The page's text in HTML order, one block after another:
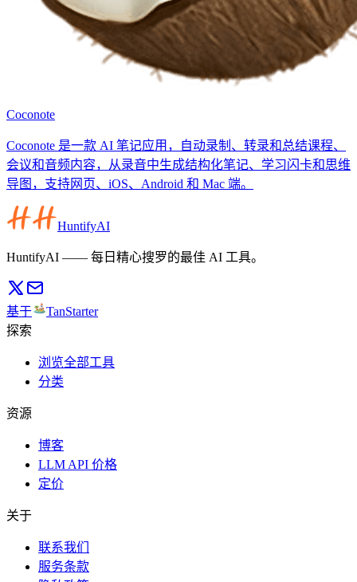
Coconote
Coconote 是一款 AI 笔记应用，自动录制、转录和总结课程、
会议和音频内容，从录音中生成结构化笔记、学习闪卡和思维
导图，支持网页、iOS、Android 和 Mac 端。
HuntifyAI
HuntifyAI —— 每日精心搜罗的最佳 AI 工具。
基于
TanStarter
探索
浏览全部工具
分类
资源
博客
LLM API 价格
定价
关于
联系我们
服务条款